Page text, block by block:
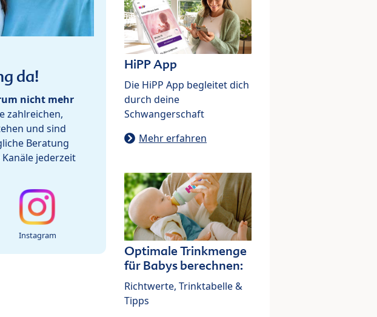
da!
nicht mehr
zahlreichen,
und sind
Beratung
jederzeit
Instagram
HiPP App
Die HiPP App begleitet dich
durch deine
Schwangerschaft
Mehr erfahren
Optimale Trinkmenge
für Babys berechnen:
Richtwerte, Trinktabelle &
Tipps